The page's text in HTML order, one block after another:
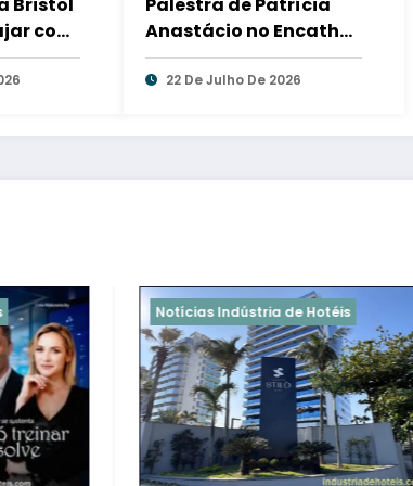
com
Anastácio no Encatho
& Exprotel 2026
22 De Julho De 2026
de Hotéis Hotéis em São Paulo
Indústria de Hotéis